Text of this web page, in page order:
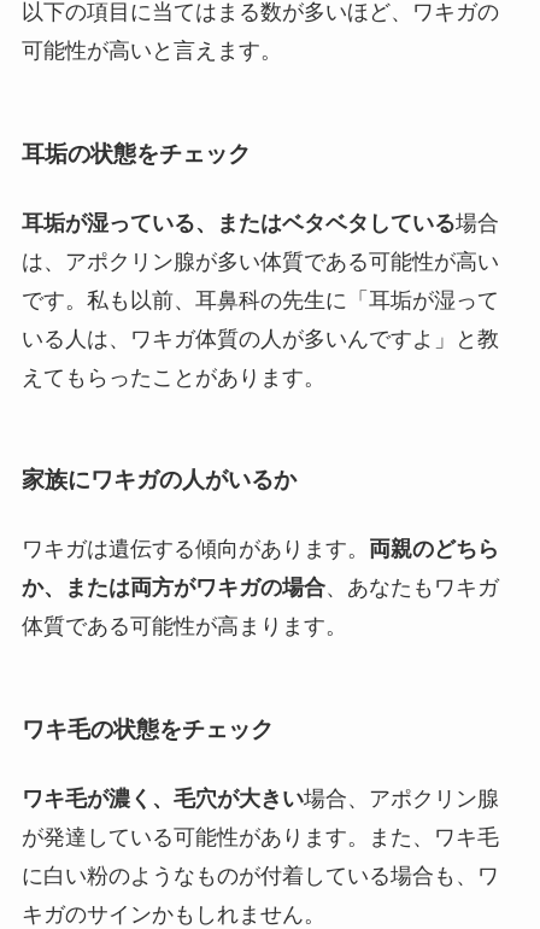
以下の項目に当てはまる数が多いほど、ワキガの
可能性が高いと言えます。
耳垢の状態をチェック
耳垢が湿っている、またはベタベタしている場合
は、アポクリン腺が多い体質である可能性が高い
です。私も以前、耳鼻科の先生に「耳垢が湿って
いる人は、ワキガ体質の人が多いんですよ」と教
えてもらったことがあります。
家族にワキガの人がいるか
ワキガは遺伝する傾向があります。 両親のどちら
か、または両方がワキガの場合、あなたもワキガ
体質である可能性が高まります。
ワキ毛の状態をチェック
ワキ毛が濃く、毛穴が大きい場合、アポクリン腺
が発達している可能性があります。また、ワキ毛
に白い粉のようなものが付着している場合も、ワ
キガのサインかもしれません。